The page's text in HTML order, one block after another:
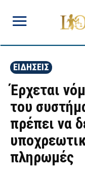
ΕΙΔΗΣΕΙΣ
Έρχεται
του
πρέπει να
πληρωμές